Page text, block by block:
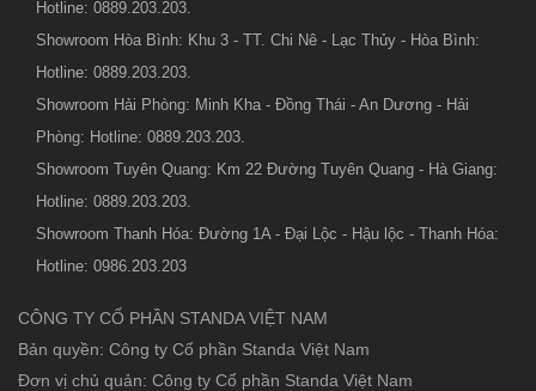
Hotline: 0889.203.203.
Showroom Hòa Bình: Khu 3 - TT. Chi Nê - Lạc Thủy - Hòa Bình:
Hotline: 0889.203.203.
Showroom Hải Phòng: Minh Kha - Đồng Thái - An Dương - Hải
Phòng: Hotline: 0889.203.203.
Showroom Tuyên Quang: Km 22 Đường Tuyên Quang - Hà Giang:
Hotline: 0889.203.203.
Showroom Thanh Hóa: Đường 1A - Đại Lộc - Hậu lộc - Thanh Hóa:
Hotline: 0986.203.203
CÔNG TY CỔ PHẦN STANDA VIỆT NAM
Bản quyền: Công ty Cổ phần Standa Việt Nam
Đơn vị chủ quản: Công ty Cổ phần Standa Việt Nam